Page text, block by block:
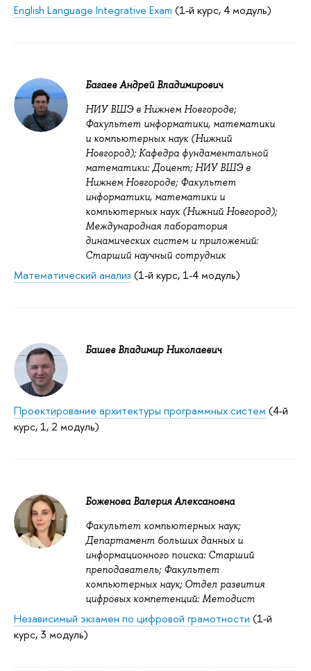
English Language Integrative Exam (1-й курс, 4 модуль)
Багаев Андрей Владимирович
НИУ ВШЭ в Нижнем Новгороде;
Факультет информатики, математики
и компьютерных наук (Нижний
Новгород); Кафедра фундаментальной
математики: Доцент; НИУ ВШЭ в
Нижнем Новгороде; Факультет
информатики, математики и
компьютерных наук (Нижний Новгород);
Международная лаборатория
динамических систем и приложений:
Старший научный сотрудник
Математический анализ (1-й курс, 1-4 модуль)
Башев Владимир Николаевич
Проектирование архитектуры программных систем (4-й
курс, 1, 2 модуль)
Боженова Валерия Алексановна
Факультет компьютерных наук;
Департамент больших данных и
информационного поиска: Старший
преподаватель; Факультет
компьютерных наук; Отдел развития
цифровых компетенций: Методист
Независимый экзамен по цифровой грамотности (1-й
курс, 3 модуль)